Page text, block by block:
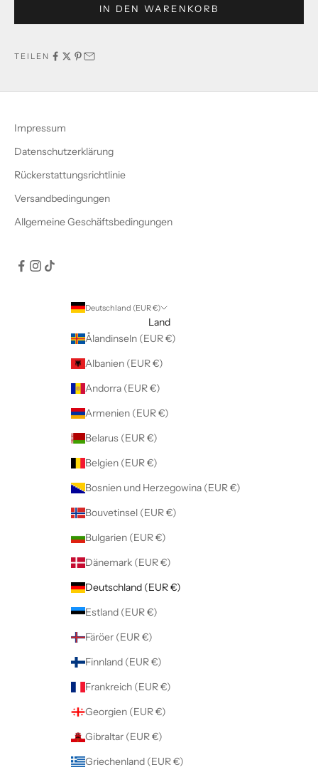
IN DEN WARENKORB
TEILEN
Impressum
Datenschutzerklärung
Rückerstattungsrichtlinie
Versandbedingungen
Allgemeine Geschäftsbedingungen
Deutschland (EUR €)
Land
Ålandinseln (EUR €)
Albanien (EUR €)
Andorra (EUR €)
Armenien (EUR €)
Belarus (EUR €)
Belgien (EUR €)
Bosnien und Herzegowina (EUR €)
Bouvetinsel (EUR €)
Bulgarien (EUR €)
Dänemark (EUR €)
Deutschland (EUR €)
Estland (EUR €)
Färöer (EUR €)
Finnland (EUR €)
Frankreich (EUR €)
Georgien (EUR €)
Gibraltar (EUR €)
Griechenland (EUR €)